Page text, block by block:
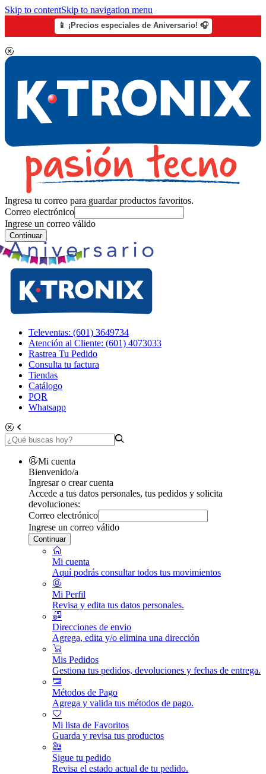
Skip to contentSkip to navigation menu
📱 ¡Precios especiales de Aniversario! 🎧
Ingresa tu correo para guardar productos favoritos.
Correo electrónico
Ingrese un correo válido
Continuar
Televentas: (601) 3649734
Atención al Cliente: (601) 4073033
Rastrea Tu Pedido
Consulta tu factura
Tiendas
Catálogo
PQR
Whatsapp
Mi cuenta
Bienvenido/a
Ingresar o crear cuenta
Accede a tus datos personales, tus pedidos y solicita
devoluciones:
Correo electrónico
Ingrese un correo válido
Continuar
Mi cuenta
Aquí podrás consultar todos tus movimientos
Mi Perfil
Revisa y edita tus datos personales.
Direcciones de envio
Agrega, edita y/o elimina una dirección
Mis Pedidos
Gestiona tus pedidos, devoluciones y fechas de entrega.
Métodos de Pago
Agrega y valida tus métodos de pago.
Mi lista de Favoritos
Guarda y revisa tus productos
Sigue tu pedido
Revisa el estado actual de tu pedido.